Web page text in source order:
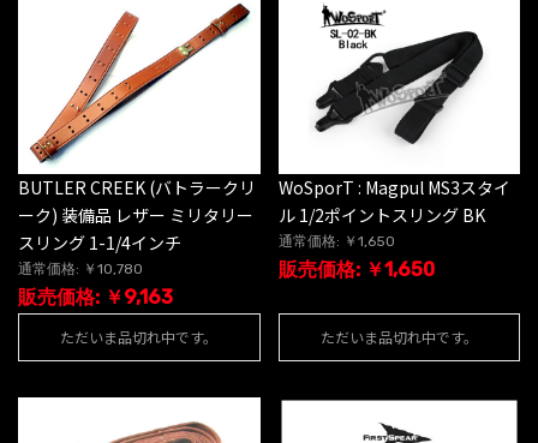
BUTLER CREEK (バトラークリ
ーク) 装備品 レザー ミリタリー
スリング 1-1/4インチ
通常価格: ￥10,780
販売価格: ￥9,163
ただいま品切れ中です。
WoSporT : Magpul MS3スタイ
ル 1/2ポイントスリング BK
通常価格: ￥1,650
販売価格: ￥1,650
ただいま品切れ中です。